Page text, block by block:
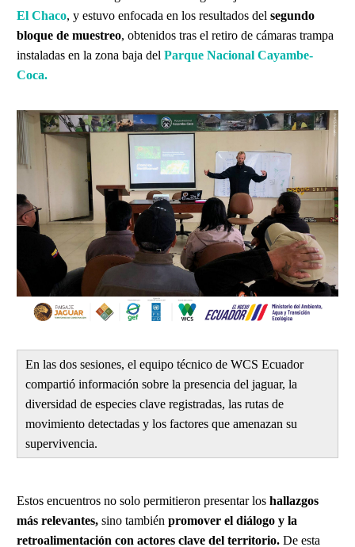
El Chaco, y estuvo enfocada en los resultados del segundo
bloque de muestreo, obtenidos tras el retiro de cámaras trampa
instaladas en la zona baja del Parque Nacional Cayambe-
Coca.
En las dos sesiones, el equipo técnico de WCS Ecuador
compartió información sobre la presencia del jaguar, la
diversidad de especies clave registradas, las rutas de
movimiento detectadas y los factores que amenazan su
supervivencia.
Estos encuentros no solo permitieron presentar los hallazgos
más relevantes, sino también promover el diálogo y la
retroalimentación con actores clave del territorio. De esta